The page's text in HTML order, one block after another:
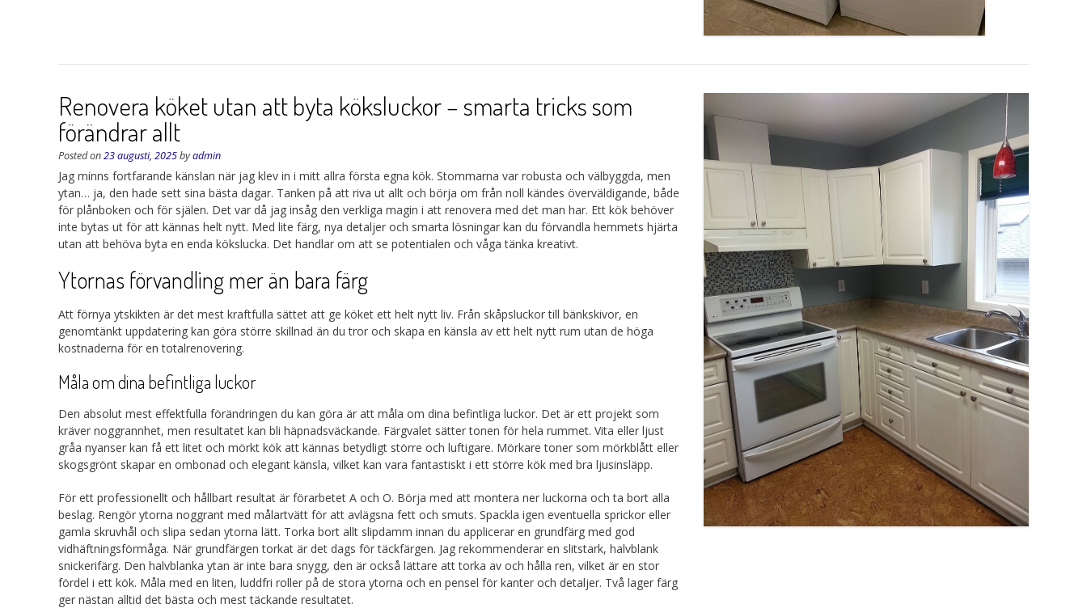
Renovera köket utan att byta köksluckor – smarta tricks som
förändrar allt
Posted on23 augusti, 2025byadmin
Jag minns fortfarande känslan när jag klev in i mitt allra första egna kök. Stommarna var robusta och välbyggda, men
ytan… ja, den hade sett sina bästa dagar. Tanken på att riva ut allt och börja om från noll kändes överväldigande, både
för plånboken och för själen. Det var då jag insåg den verkliga magin i att renovera med det man har. Ett kök behöver
inte bytas ut för att kännas helt nytt. Med lite färg, nya detaljer och smarta lösningar kan du förvandla hemmets hjärta
utan att behöva byta en enda kökslucka. Det handlar om att se potentialen och våga tänka kreativt.
Ytornas förvandling mer än bara färg
Att förnya ytskikten är det mest kraftfulla sättet att ge köket ett helt nytt liv. Från skåpsluckor till bänkskivor, en
genomtänkt uppdatering kan göra större skillnad än du tror och skapa en känsla av ett helt nytt rum utan de höga
kostnaderna för en totalrenovering.
Måla om dina befintliga luckor
Den absolut mest effektfulla förändringen du kan göra är att måla om dina befintliga luckor. Det är ett projekt som
kräver noggrannhet, men resultatet kan bli häpnadsväckande. Färgvalet sätter tonen för hela rummet. Vita eller ljust
gråa nyanser kan få ett litet och mörkt kök att kännas betydligt större och luftigare. Mörkare toner som mörkblått eller
skogsgrönt skapar en ombonad och elegant känsla, vilket kan vara fantastiskt i ett större kök med bra ljusinsläpp.
För ett professionellt och hållbart resultat är förarbetet A och O. Börja med att montera ner luckorna och ta bort alla
beslag. Rengör ytorna noggrant med målartvätt för att avlägsna fett och smuts. Spackla igen eventuella sprickor eller
gamla skruvhål och slipa sedan ytorna lätt. Torka bort allt slipdamm innan du applicerar en grundfärg med god
vidhäftningsförmåga. När grundfärgen torkat är det dags för täckfärgen. Jag rekommenderar en slitstark, halvblank
snickerifärg. Den halvblanka ytan är inte bara snygg, den är också lättare att torka av och hålla ren, vilket är en stor
fördel i ett kök. Måla med en liten, luddfri roller på de stora ytorna och en pensel för kanter och detaljer. Två lager färg
ger nästan alltid det bästa och mest täckande resultatet.